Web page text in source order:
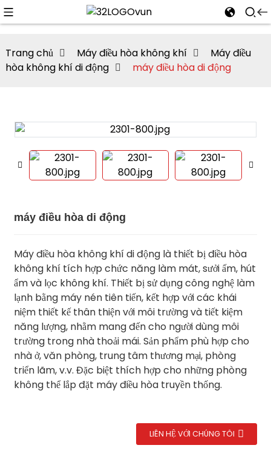
Trang chủ Máy điều hòa không khí
Máy điều
hòa không khí di động
máy điều hòa di động
máy điều hòa di động
Máy điều hòa không khí di động là thiết bị điều hòa
không khí tích hợp chức năng làm mát, sưởi ấm, hút
ẩm và lọc không khí. Thiết bị sử dụng công nghệ làm
lạnh bằng máy nén tiên tiến, kết hợp với các khái
niệm thiết kế thân thiện với môi trường và tiết kiệm
năng lượng, nhằm mang đến cho người dùng môi
trường trong nhà thoải mái. Sản phẩm phù hợp cho
nhà ở, văn phòng, trung tâm thương mại, phòng
triển lãm, v.v. Đặc biệt thích hợp cho những phòng
không thể lắp đặt máy điều hòa truyền thống.
LIÊN HỆ VỚI CHÚNG TÔI